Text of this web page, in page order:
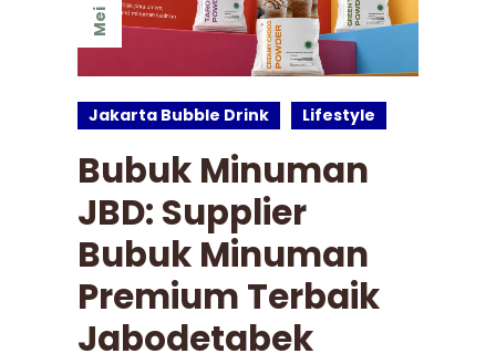
Mei
Jakarta Bubble Drink Lifestyle
Bubuk Minuman
JBD: Supplier
Bubuk Minuman
Premium Terbaik
Jabodetabek